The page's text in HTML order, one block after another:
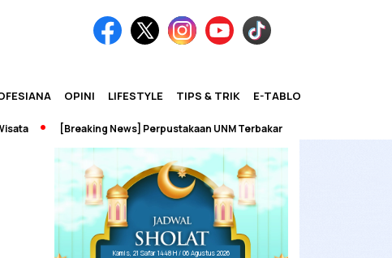
OPINI LIFESTYLE TIPS & TRIK E-TABLOID
[Breaking News] Perpustakaan UNM Terbakar
Kamis, 21 Safar 1448 H / 06 Agustus 2026